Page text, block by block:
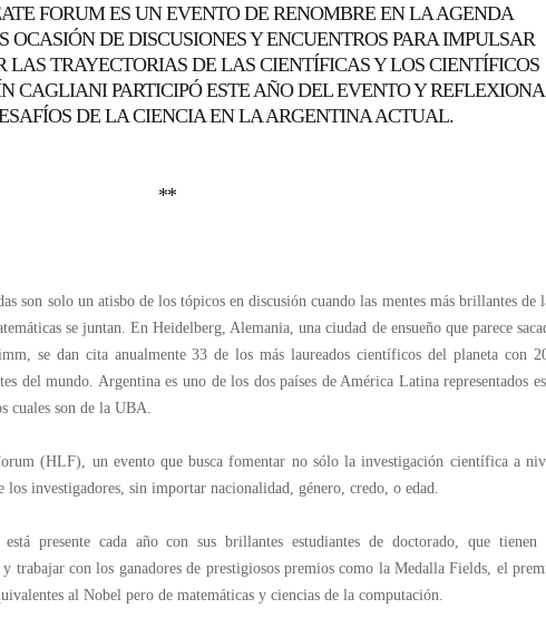
FORUM ES UN EVENTO DE RENOMBRE EN LA AGENDA
OCASIÓN DE DISCUSIONES Y ENCUENTROS PARA IMPULSAR
LAS TRAYECTORIAS DE LAS CIENTÍFICAS Y LOS CIENTÍFICOS
CAGLIANI PARTICIPÓ ESTE AÑO DEL EVENTO Y REFLEXIONA
DE LA CIENCIA EN LA ARGENTINA ACTUAL.
**
son solo un atisbo de los tópicos en discusión cuando las mentes más brillantes de
se juntan. En Heidelberg, Alemania, una ciudad de ensueño que parece
se dan cita anualmente 33 de los más laureados científicos del planeta con
del mundo. Argentina es uno de los dos países de América Latina representados
cuales son de la UBA.
(HLF), un evento que busca fomentar no sólo la investigación científica a
investigadores, sin importar nacionalidad, género, credo, o edad.
presente cada año con sus brillantes estudiantes de doctorado, que tienen
trabajar con los ganadores de prestigiosos premios como la Medalla Fields, el
al Nobel pero de matemáticas y ciencias de la computación.